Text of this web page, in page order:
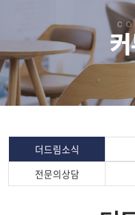
더드림소식
전문의상담